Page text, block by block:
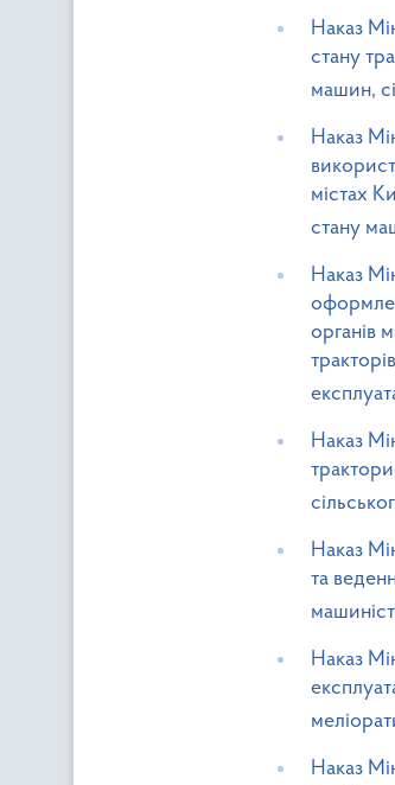
Наказ
стану
машин,
Наказ
містах
стану
Наказ
органів
Наказ
Наказ
та
Наказ
Наказ